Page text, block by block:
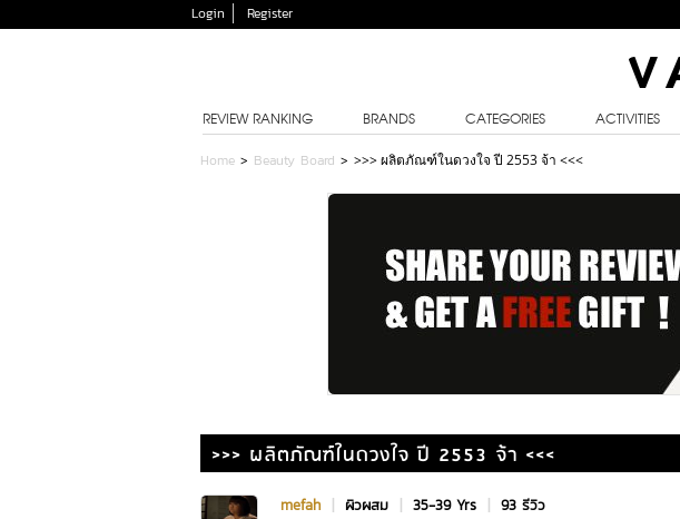
Login Register
REVIEW RANKING BRANDS CATEGORIES ACTIVITIES
Home > Beauty Board > >>> ผลิตภัณฑ์ในดวงใจ ปี 2553 จ้า <<<
>>> ผลิตภัณฑ์ในดวงใจ ปี 2553 จ้า <<<
mefah | ผิวผสม | 35-39 Yrs | 93 รีวิว